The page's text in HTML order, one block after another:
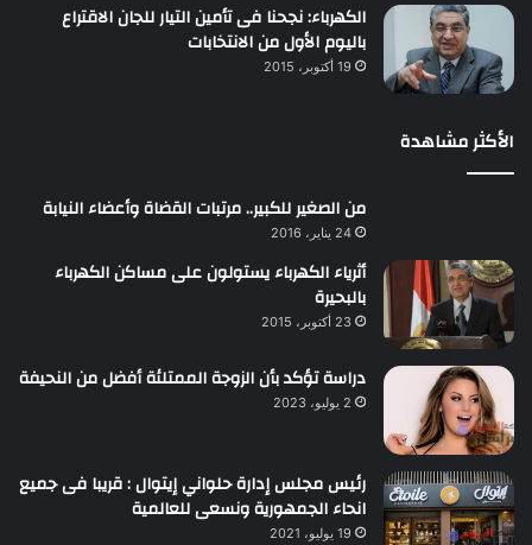
الكهرباء: نجحنا فى تأمين التيار للجان الاقتراع
باليوم الأول من الانتخابات
19 أكتوبر، 2015
الأكثر مشاهدة
من الصغير للكبير.. مرتبات القضاة وأعضاء النيابة
24 يناير، 2016
أثرياء الكهرباء يستولون على مساكن الكهرباء
بالبحيرة
23 أكتوبر، 2015
دراسة تؤكد بأن الزوجة الممتلئة أفضل من النحيفة
2 يوليو، 2023
رئيس مجلس إدارة حلواني إيتوال : قريبا فى جميع
انحاء الجمهورية ونسعى للعالمية
19 يوليو، 2021